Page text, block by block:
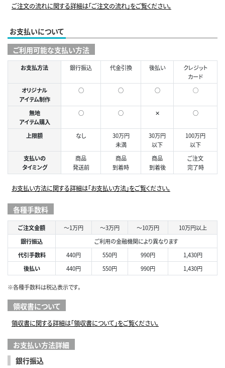
ご注文の流れに関する詳細は「ご注文の流れ」をご覧ください。
お支払いについて
ご利用可能な支払い方法
お支払方法 銀行振込 代金引換 後払い
クレジット
カード
オリジナル
アイテム制作
○ ○ ○ ◯
無地
アイテム購入
○ ○ ✕ ○
上限額 なし
30万円
未満
30万円
以下
100万円
以下
支払いの
タイミング
商品
発送前
商品
到着時
商品
到着後
ご注文
完了時
お支払い方法に関する詳細は「お支払い方法」をご覧ください。
各種手数料
ご注文金額 ～1万円 ～3万円 ～10万円
10万円以上
銀行振込
ご利用の金融機関により異なります
代引手数料
440円 550円 990円
1,430円
後払い
440円 550円 990円 1,430円
※各種手数料は税込表示です。
領収書について
領収書に関する詳細は「領収書について」をご覧ください。
お支払い方法詳細
銀行振込